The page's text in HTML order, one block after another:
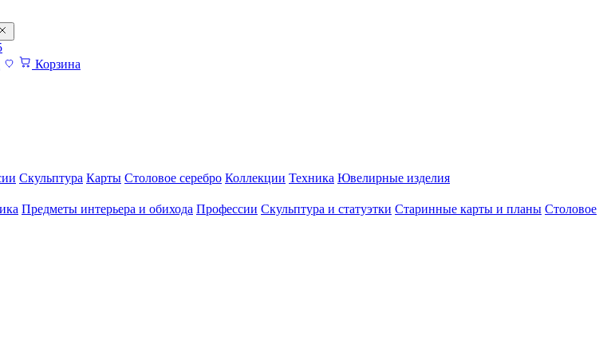
Корзина
Скульптура Карты Столовое серебро Коллекции Техника Ювелирные изделия
Предметы интерьера и обихода Профессии Скульптура и статуэтки Старинные карты и планы Столовое